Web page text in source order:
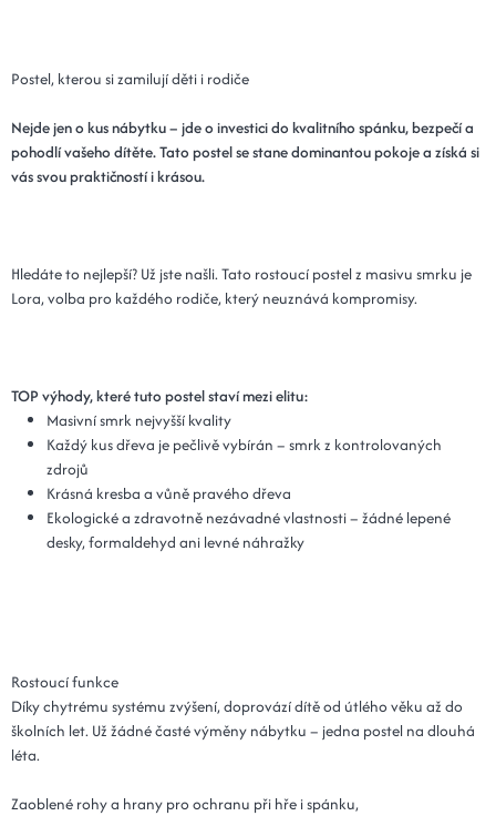
Postel, kterou si zamilují děti i rodiče
Nejde jen o kus nábytku – jde o investici do kvalitního spánku, bezpečí a
pohodlí vašeho dítěte. Tato postel se stane dominantou pokoje a získá si
vás svou praktičností i krásou.
Hledáte to nejlepší? Už jste našli. Tato rostoucí postel z masivu smrku je
Lora, volba pro každého rodiče, který neuznává kompromisy.
TOP výhody, které tuto postel staví mezi elitu:
Masivní smrk nejvyšší kvality
Každý kus dřeva je pečlivě vybírán – smrk z kontrolovaných
zdrojů
Krásná kresba a vůně pravého dřeva
Ekologické a zdravotně nezávadné vlastnosti – žádné lepené
desky, formaldehyd ani levné náhražky
Rostoucí funkce
Díky chytrému systému zvýšení, doprovází dítě od útlého věku až do
školních let. Už žádné časté výměny nábytku – jedna postel na dlouhá
léta.
Zaoblené rohy a hrany pro ochranu při hře i spánku,